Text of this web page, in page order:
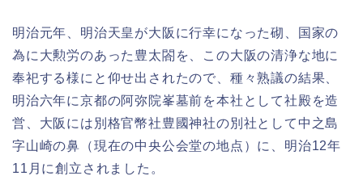
明治元年、明治天皇が大阪に行幸になった砌、国家の
為に大勲労のあった豊太閤を、この大阪の清浄な地に
奉祀する様にと仰せ出されたので、種々熟議の結果、
明治六年に京都の阿弥院峯墓前を本社として社殿を造
営、大阪には別格官幣社豊國神社の別社として中之島
字山崎の鼻（現在の中央公会堂の地点）に、明治12年
11月に創立されました。